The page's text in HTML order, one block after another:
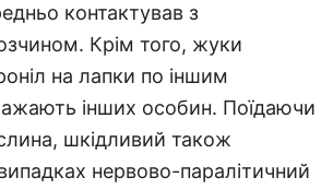
контактував з
Крім того, жуки
на лапки по іншим
інших особин. Поїдаючи
шкідливий також
нервово-паралітичний